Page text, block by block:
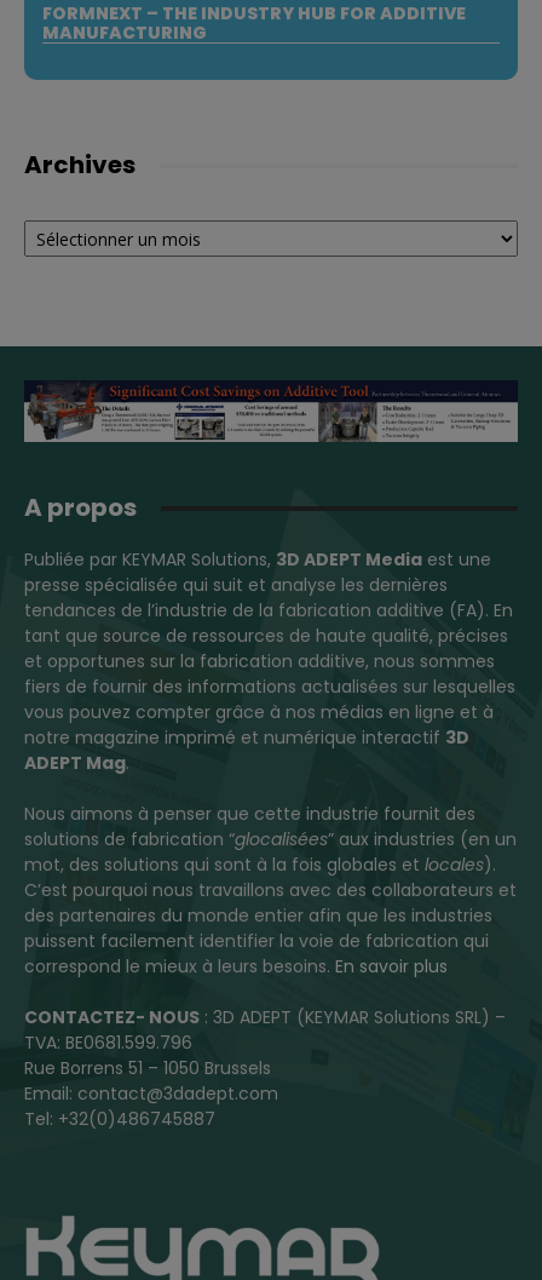
FORMNEXT – THE INDUSTRY HUB FOR ADDITIVE
MANUFACTURING
Archives
Archives
A propos
Publiée par KEYMAR Solutions, 3D ADEPT Media est une
presse spécialisée qui suit et analyse les dernières
tendances de l’industrie de la fabrication additive (FA). En
tant que source de ressources de haute qualité, précises
et opportunes sur la fabrication additive, nous sommes
fiers de fournir des informations actualisées sur lesquelles
vous pouvez compter grâce à nos médias en ligne et à
notre magazine imprimé et numérique interactif 3D
ADEPT Mag.
Nous aimons à penser que cette industrie fournit des
solutions de fabrication “glocalisées” aux industries (en un
mot, des solutions qui sont à la fois globales et locales).
C’est pourquoi nous travaillons avec des collaborateurs et
des partenaires du monde entier afin que les industries
puissent facilement identifier la voie de fabrication qui
correspond le mieux à leurs besoins. En savoir plus
CONTACTEZ- NOUS : 3D ADEPT (KEYMAR Solutions SRL) –
TVA: BE0681.599.796
Rue Borrens 51 – 1050 Brussels
Email: contact@3dadept.com
Tel: +32(0)486745887